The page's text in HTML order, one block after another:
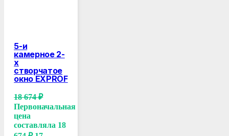
5-и
камерное 2-
х
створчатое
окно EXPROF
18 674₽
Первоначальная
цена
составляла 18